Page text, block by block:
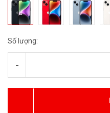
Số lượng:
-